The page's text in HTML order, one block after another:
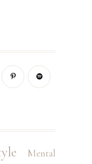
Mental